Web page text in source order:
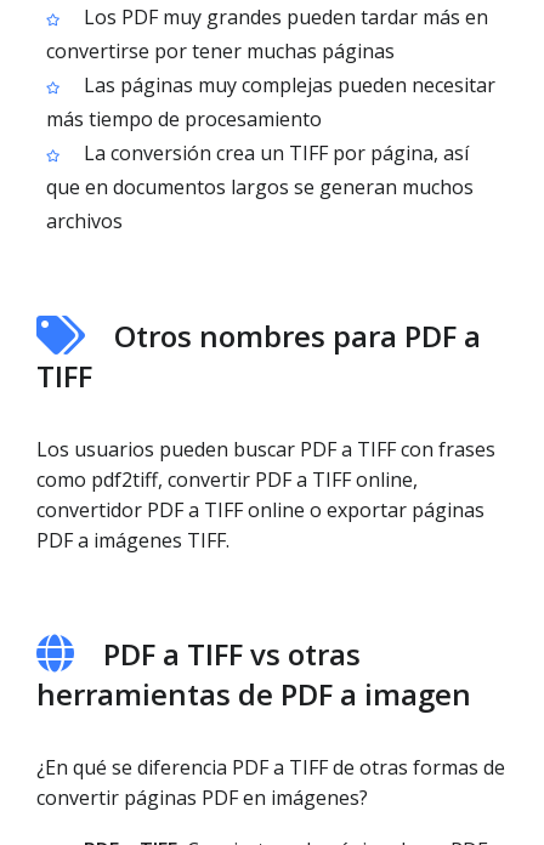
Los PDF muy grandes pueden tardar más en
convertirse por tener muchas páginas
Las páginas muy complejas pueden necesitar
más tiempo de procesamiento
La conversión crea un TIFF por página, así
que en documentos largos se generan muchos
archivos
Otros nombres para PDF a
TIFF
Los usuarios pueden buscar PDF a TIFF con frases
como pdf2tiff, convertir PDF a TIFF online,
convertidor PDF a TIFF online o exportar páginas
PDF a imágenes TIFF.
PDF a TIFF vs otras
herramientas de PDF a imagen
¿En qué se diferencia PDF a TIFF de otras formas de
convertir páginas PDF en imágenes?